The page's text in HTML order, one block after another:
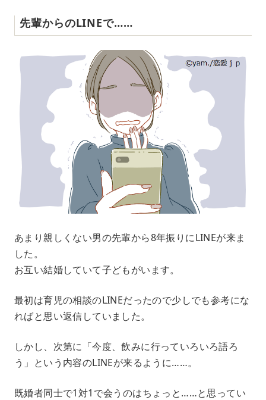
先輩からのLINEで……
あまり親しくない男の先輩から8年振りにLINEが来ま
した。
お互い結婚していて子どもがいます。
最初は育児の相談のLINEだったので少しでも参考にな
ればと思い返信していました。
しかし、次第に「今度、飲みに行っていろいろ語ろ
う」という内容のLINEが来るように……。
既婚者同士で1対1で会うのはちょっと……と思ってい